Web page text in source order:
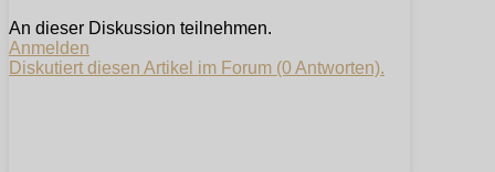
An dieser Diskussion teilnehmen.
Anmelden
Diskutiert diesen Artikel im Forum (0 Antworten).